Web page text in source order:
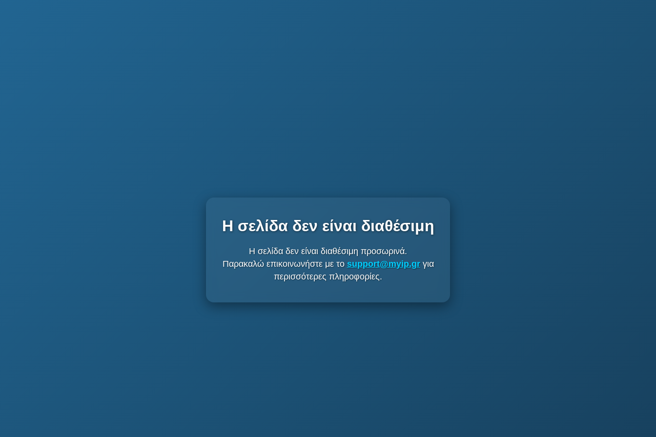
Η σελίδα δεν είναι διαθέσιμη
Η σελίδα δεν είναι διαθέσιμη προσωρινά.
Παρακαλώ επικοινωνήστε με το support@myip.grγια
περισσότερες πληροφορίες.